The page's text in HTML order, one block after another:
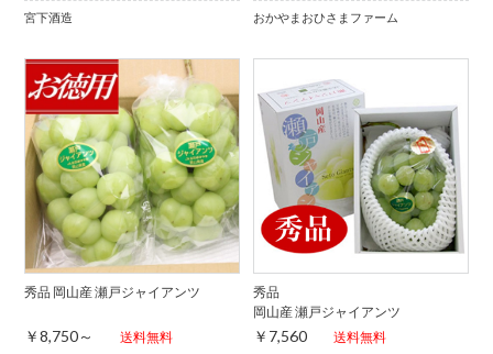
宮下酒造 おかやまおひさまファーム
秀品 岡山産 瀬戸ジャイアンツ
￥8,750～ 送料無料
秀品
岡山産 瀬戸ジャイアンツ
￥7,560 送料無料